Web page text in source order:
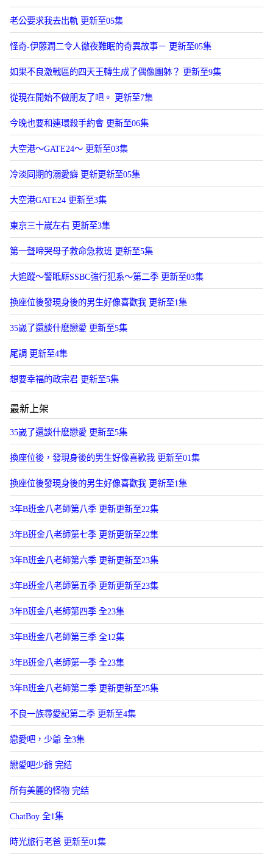
老公要求我去出軌 更新至05集
怪奇-伊藤潤二令人徹夜難眠的奇異故事－ 更新至05集
如果不良激戰區的四天王轉生成了偶像團躰？ 更新至9集
從現在開始不做朋友了吧。 更新至7集
今晚也要和連環殺手約會 更新至06集
大空港～GATE24～ 更新至03集
冷淡同期的溺愛癖 更新更新至05集
大空港GATE24 更新至3集
東京三十嵗左右 更新至3集
第一聲啼哭母子救命急救班 更新至5集
大追蹤〜警眡厛SSBC強行犯系〜第二季 更新至03集
換座位後發現身後的男生好像喜歡我 更新至1集
35嵗了還談什麽戀愛 更新至5集
尾調 更新至4集
想要幸福的政宗君 更新至5集
最新上架
35嵗了還談什麽戀愛 更新至5集
換座位後，發現身後的男生好像喜歡我 更新至01集
換座位後發現身後的男生好像喜歡我 更新至1集
3年B班金八老師第八季 更新更新至22集
3年B班金八老師第七季 更新更新至22集
3年B班金八老師第六季 更新更新至23集
3年B班金八老師第五季 更新更新至23集
3年B班金八老師第四季 全23集
3年B班金八老師第三季 全12集
3年B班金八老師第一季 全23集
3年B班金八老師第二季 更新更新至25集
不良一族尋愛記第二季 更新至4集
戀愛吧，少爺 全3集
戀愛吧少爺 完结
所有美麗的怪物 完结
ChatBoy 全1集
時光旅行老爸 更新至01集